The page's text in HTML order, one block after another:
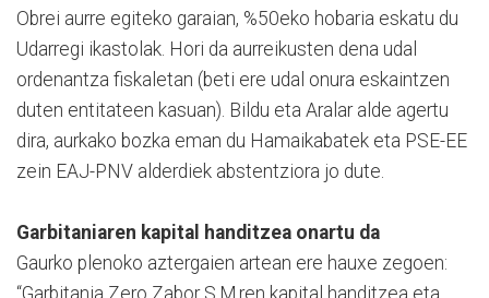
Obrei aurre egiteko garaian, %50eko hobaria eskatu du
Udarregi ikastolak. Hori da aurreikusten dena udal
ordenantza fiskaletan (beti ere udal onura eskaintzen
duten entitateen kasuan). Bildu eta Aralar alde agertu
dira, aurkako bozka eman du Hamaikabatek eta PSE-EE
zein EAJ-PNV alderdiek abstentziora jo dute.
Garbitaniaren kapital handitzea onartu da
Gaurko plenoko aztergaien artean ere hauxe zegoen:
“Garbitania Zero Zabor S.M.ren kapital handitzea eta